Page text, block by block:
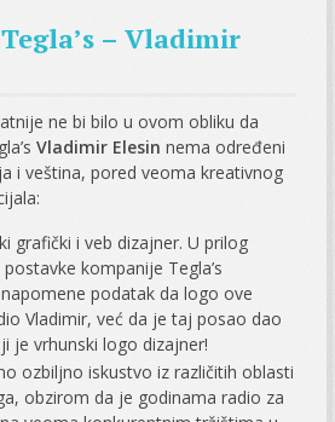
– Vladimir
ne bi bilo u ovom obliku da
Vladimir Elesin nema određeni
i veština, pored veoma kreativnog
grafički i veb dizajner. U prilog
kompanije Tegla’s
podatak da logo ove
Vladimir, već da je taj posao dao
je vrhunski logo dizajner!
ozbiljno iskustvo iz različitih oblasti
obzirom da je godinama radio za